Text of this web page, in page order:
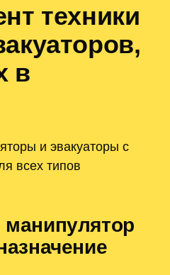
техники
в
и эвакуаторы с
всех типов